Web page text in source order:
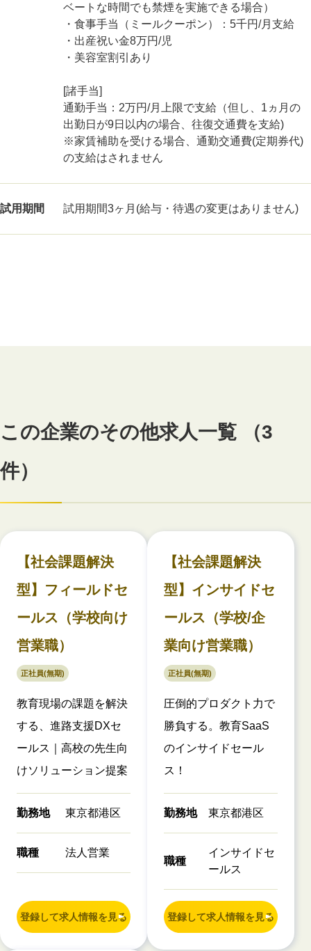
ベートな時間でも禁煙を実施できる場合）
・食事手当（ミールクーポン）：5千円/月支給
・出産祝い金8万円/児
・美容室割引あり
[諸手当]
通勤手当：2万円/月上限で支給（但し、1ヵ月の
出勤日が9日以内の場合、往復交通費を支給)
※家賃補助を受ける場合、通勤交通費(定期券代)
の支給はされません
試用期間 試用期間3ヶ月(給与・待遇の変更はありません)
この企業のその他求人一覧 （3
件）
【社会課題解決
型】フィールドセ
ールス（学校向け
営業職）
正社員(無期)
教育現場の課題を解決
する、進路支援DXセ
ールス｜高校の先生向
けソリューション提案
勤務地 東京都港区
職種 法人営業
登録して求人情報を見る
【社会課題解決
型】インサイドセ
ールス（学校/企
業向け営業職）
正社員(無期)
圧倒的プロダクト力で
勝負する。教育SaaS
のインサイドセール
ス！
勤務地 東京都港区
職種
インサイドセ
ールス
登録して求人情報を見る